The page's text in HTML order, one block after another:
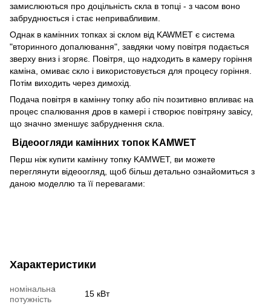
замислюються про доцільність скла в топці - з часом воно
забруднюється і стає непривабливим.
Однак в камінних топках зі склом від KAWMET є система
"вторинного допалювання", завдяки чому повітря подається
зверху вниз і згоряє. Повітря, що надходить в камеру горіння
каміна, омиває скло і використовується для процесу горіння.
Потім виходить через димохід.
Подача повітря в камінну топку або піч позитивно впливає на
процес спалювання дров в камері і створює повітряну завісу,
що значно зменшує забруднення скла.
Відеоогляди камінних топок KAMWET
Перш ніж купити камінну топку KAMWET, ви можете
переглянути відеоогляд, щоб більш детально ознайомиться з
даною моделлю та її перевагами:
Характеристики
номінальна
потужність
15 кВт